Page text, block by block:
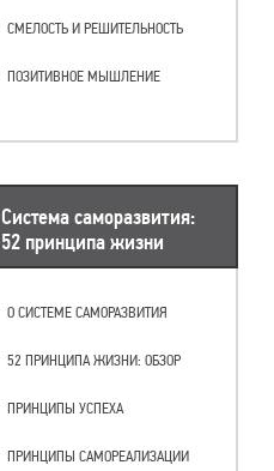
CМЕЛОСТЬ И РЕШИТЕЛЬНОСТЬ
ПОЗИТИВНОЕ МЫШЛЕНИЕ
Система саморазвития:
52 принципа жизни
О СИСТЕМЕ САМОРАЗВИТИЯ
52 ПРИНЦИПА ЖИЗНИ: ОБЗОР
ПРИНЦИПЫ УСПЕХА
ПРИНЦИПЫ САМОРЕАЛИЗАЦИИ